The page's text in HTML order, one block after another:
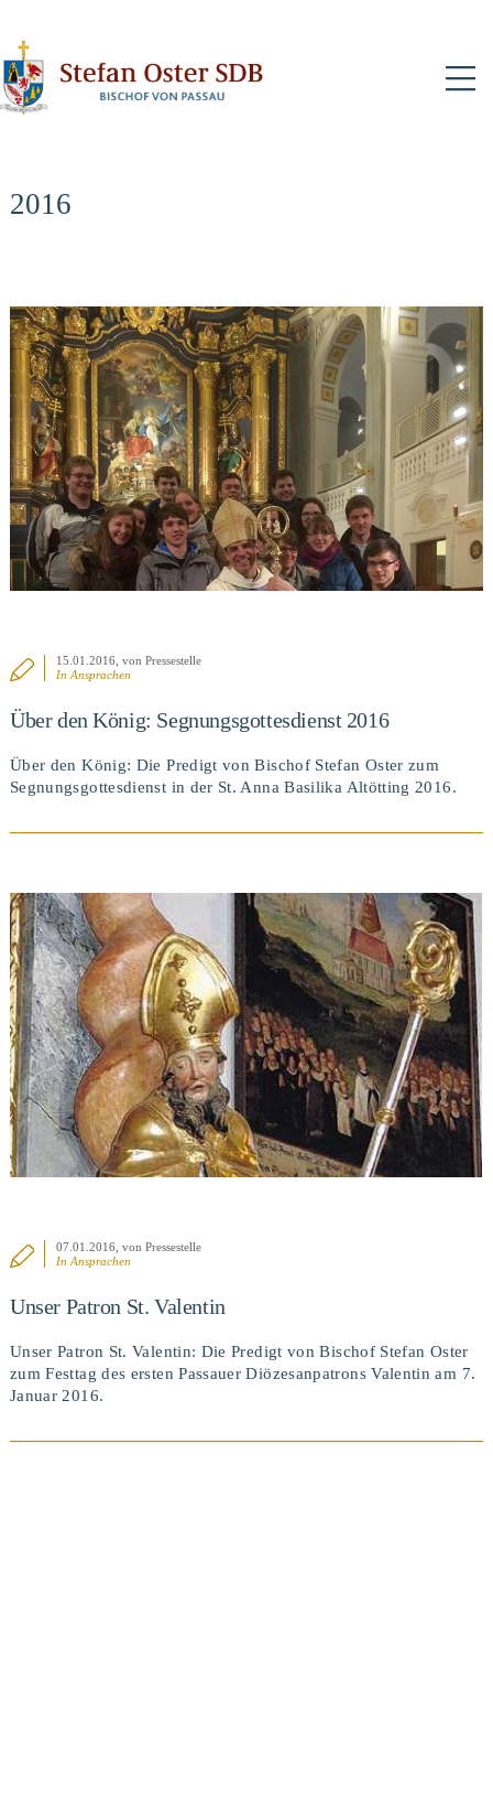
2016
BEITRAG ANSEHEN
15.01.2016 , von Pressestelle
InAnsprachen
Über den König: Segnungsgottesdienst 2016
Über den König: Die Predigt von Bischof Stefan Oster zum
Segnungsgottesdienst in der St. Anna Basilika Altötting 2016.
07.01.2016 , von Pressestelle
InAnsprachen
Unser Patron St. Valentin
Unser Patron St. Valentin: Die Predigt von Bischof Stefan Oster
zum Festtag des ersten Passauer Diözesanpatrons Valentin am 7.
Januar 2016.